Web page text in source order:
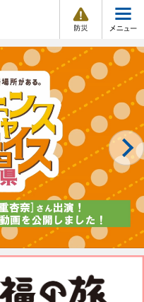
害
情
報
メ
ニ
ュ
ー
お気に入り